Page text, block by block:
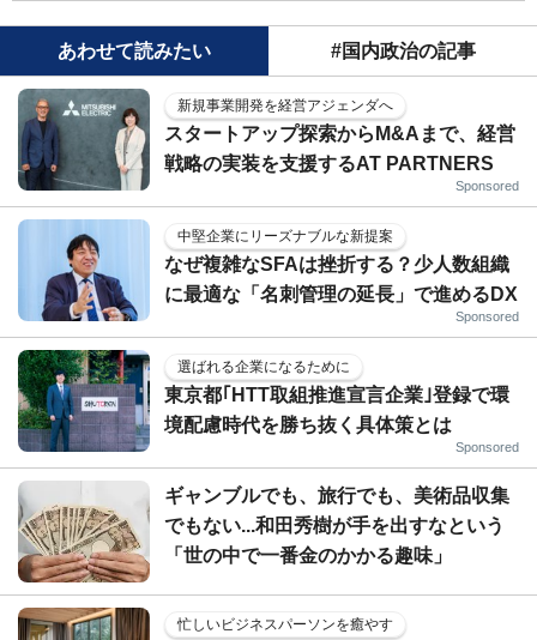
あわせて読みたい #国内政治の記事
新規事業開発を経営アジェンダへ
スタートアップ探索からM&Aまで、経営
戦略の実装を支援するAT PARTNERS
Sponsored
中堅企業にリーズナブルな新提案
なぜ複雑なSFAは挫折する？少人数組織
に最適な「名刺管理の延長」で進めるDX
Sponsored
選ばれる企業になるために
東京都｢HTT取組推進宣言企業｣登録で環
境配慮時代を勝ち抜く具体策とは
Sponsored
ギャンブルでも、旅行でも、美術品収集
でもない...和田秀樹が手を出すなという
「世の中で一番金のかかる趣味」
忙しいビジネスパーソンを癒やす